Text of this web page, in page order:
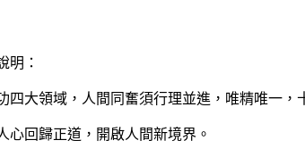
：
領域，人間同奮須行理並進，唯精唯一，
回歸正道，開啟人間新境界。